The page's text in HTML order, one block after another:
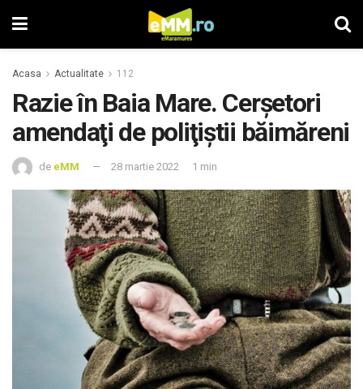
Acasa Actualitate 112
Razie în Baia Mare. Cerşetori
amendaţi de poliţiştii băimăreni
de eMM 28 martie 2022 1 min